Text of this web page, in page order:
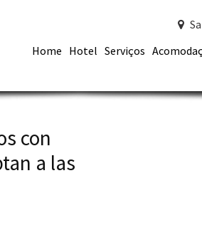
Home Hotel Serviços
con
a las